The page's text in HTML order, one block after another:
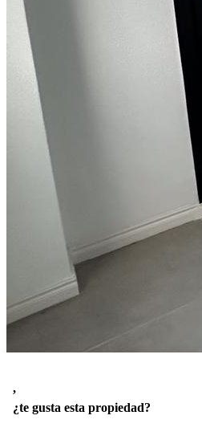
,
¿te gusta esta propiedad?